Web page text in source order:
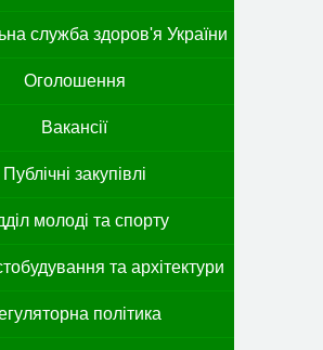
служба здоров'я України
Оголошення
Вакансії
Публічні закупівлі
молоді та спорту
та архітектури
політика